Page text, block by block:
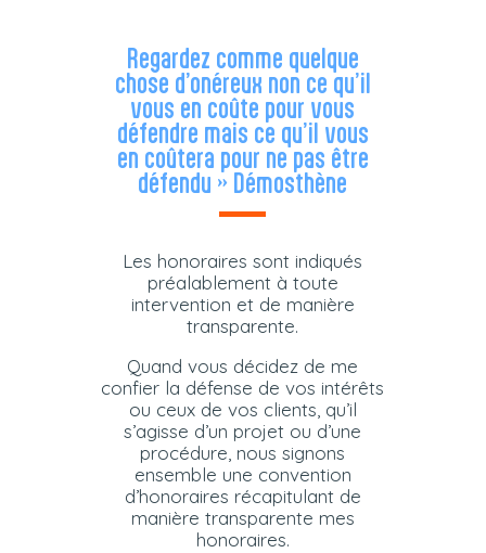
Regardez comme quelque
chose d’onéreux non ce qu’il
vous en coûte pour vous
défendre mais ce qu’il vous
en coûtera pour ne pas être
défendu » Démosthène
Les honoraires sont indiqués
préalablement à toute
intervention et de manière
transparente.
Quand vous décidez de me
confier la défense de vos intérêts
ou ceux de vos clients, qu’il
s’agisse d’un projet ou d’une
procédure, nous signons
ensemble une convention
d’honoraires récapitulant de
manière transparente mes
honoraires.